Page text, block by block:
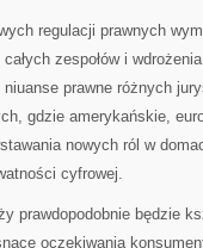
regulacji prawnych
zespołów i
prawne różnych
gdzie amerykańskie,
nowych ról w
cyfrowej.
prawdopodobnie będzie
oczekiwania